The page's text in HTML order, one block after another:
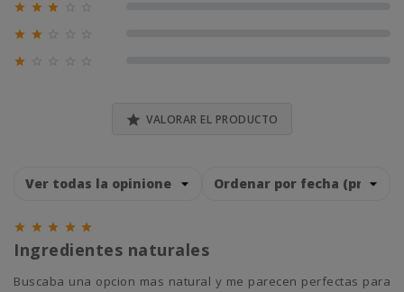
  
 

 VALORAR EL PRODUCTO
    
Ingredientes naturales
Buscaba una opcion mas natural y me parecen perfectas para